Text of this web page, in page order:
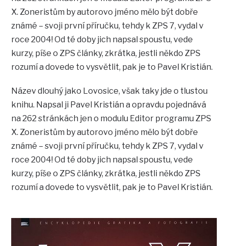
X. Zoneristům by autorovo jméno mělo být dobře
známé – svoji první příručku, tehdy k ZPS 7, vydal v
roce 2004! Od té doby jich napsal spoustu, vede
kurzy, píše o ZPS články, zkrátka, jestli někdo ZPS
rozumí a dovede to vysvětlit, pak je to Pavel Kristián.
Název dlouhý jako Lovosice, však taky jde o tlustou
knihu. Napsal ji Pavel Kristián a opravdu pojednává
na 262 stránkách jen o modulu Editor programu ZPS
X. Zoneristům by autorovo jméno mělo být dobře
známé – svoji první příručku, tehdy k ZPS 7, vydal v
roce 2004! Od té doby jich napsal spoustu, vede
kurzy, píše o ZPS články, zkrátka, jestli někdo ZPS
rozumí a dovede to vysvětlit, pak je to Pavel Kristián.